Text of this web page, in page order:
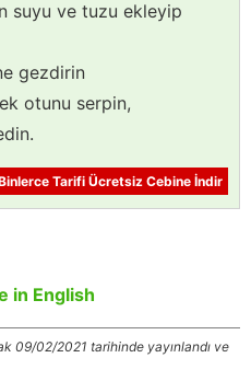
suyu ve tuzu ekleyip
gezdirin
otunu serpin,
Tarifi Ücretsiz Cebine İndir
in English
09/02/2021 tarihinde yayınlandı ve